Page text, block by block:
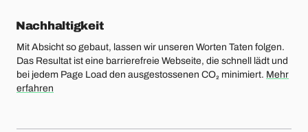
Nachhaltigkeit
Mit Absicht so gebaut, lassen wir unseren Worten Taten folgen.
Das Resultat ist eine barrierefreie Webseite, die schnell lädt und
bei jedem Page Load den ausgestossenen CO₂ minimiert. Mehr
erfahren